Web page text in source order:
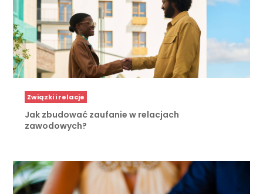
Związki i relacje
Jak zbudować zaufanie w relacjach
zawodowych?